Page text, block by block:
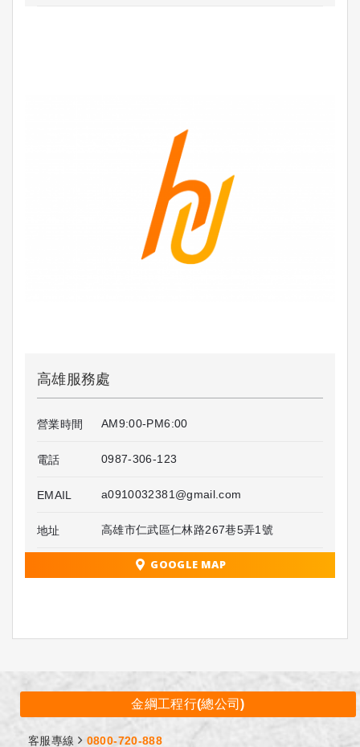
高雄服務處
營業時間 AM9:00-PM6:00
電話 0987-306-123
EMAIL a0910032381@gmail.com
地址 高雄市仁武區仁林路267巷5弄1號
GOOGLE MAP
金綱工程行(總公司)
客服專線
0800-720-888